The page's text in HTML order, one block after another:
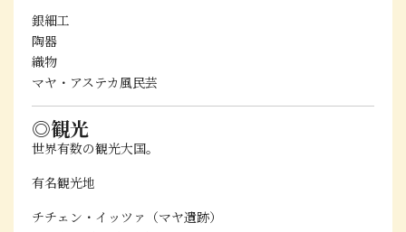
銀細工
陶器
織物
マヤ・アステカ風民芸
◎観光
世界有数の観光大国。
有名観光地
チチェン・イッツァ（マヤ遺跡）